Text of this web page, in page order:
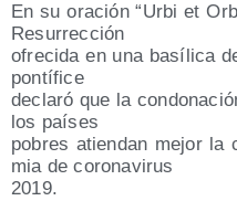
En su ora­ción “Urbi et
Resurrección
ofre­ci­da en una basí­li­ca
pontífice
decla­ró que la
los países
pobres atien­dan mejor
mia de coronavirus
2019.